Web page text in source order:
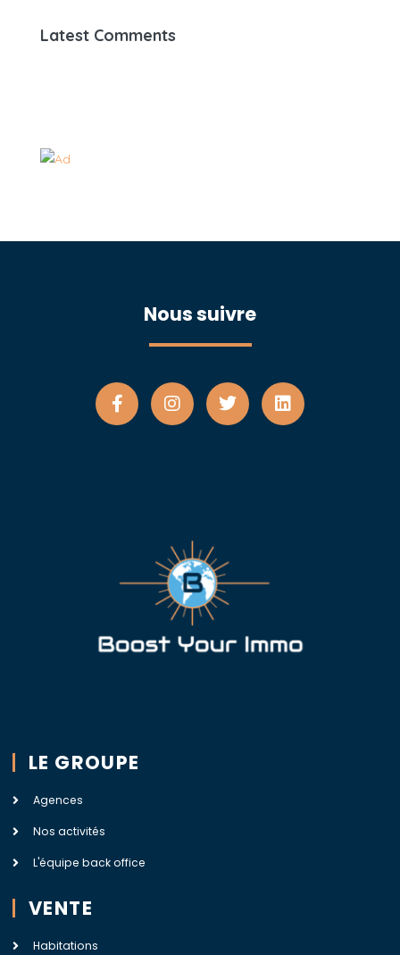
Latest Comments
Nous suivre
LE GROUPE
Agences
Nos activités
L'équipe back office
VENTE
Habitations